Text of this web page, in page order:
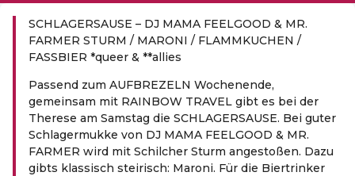
SCHLAGERSAUSE – DJ MAMA FEELGOOD & MR.
FARMER STURM / MARONI / FLAMMKUCHEN /
FASSBIER *queer & **allies
Passend zum AUFBREZELN Wochenende,
gemeinsam mit RAINBOW TRAVEL gibt es bei der
Therese am Samstag die SCHLAGERSAUSE. Bei guter
Schlagermukke von DJ MAMA FEELGOOD & MR.
FARMER wird mit Schilcher Sturm angestoßen. Dazu
gibts klassisch steirisch: Maroni. Für die Biertrinker